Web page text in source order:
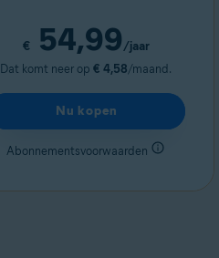
€ 54,99/jaar
Dat komt neer op € 4,58/maand.
Nu kopen
Abonnementsvoorwaarden